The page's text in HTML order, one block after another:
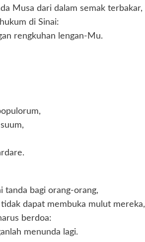
Musa dari dalam semak terbakar,
di Sinai:
rengkuhan lengan-Mu.
tanda bagi orang-orang,
dapat membuka mulut mereka,
berdoa:
menunda lagi.